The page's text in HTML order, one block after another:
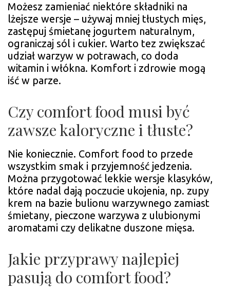
Możesz zamieniać niektóre składniki na
lżejsze wersje – używaj mniej tłustych mięs,
zastępuj śmietanę jogurtem naturalnym,
ograniczaj sól i cukier. Warto tez zwiększać
udział warzyw w potrawach, co doda
witamin i włókna. Komfort i zdrowie mogą
iść w parze.
Czy comfort food musi być
zawsze kaloryczne i tłuste?
Nie koniecznie. Comfort food to przede
wszystkim smak i przyjemność jedzenia.
Można przygotować lekkie wersje klasyków,
które nadal dają poczucie ukojenia, np. zupy
krem na bazie bulionu warzywnego zamiast
śmietany, pieczone warzywa z ulubionymi
aromatami czy delikatne duszone mięsa.
Jakie przyprawy najlepiej
pasują do comfort food?